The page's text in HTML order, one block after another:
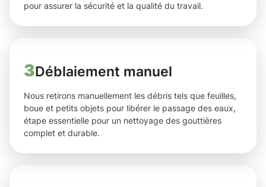
pour assurer la sécurité et la qualité du travail.
3Déblaiement manuel
Nous retirons manuellement les débris tels que feuilles,
boue et petits objets pour libérer le passage des eaux,
étape essentielle pour un nettoyage des gouttières
complet et durable.